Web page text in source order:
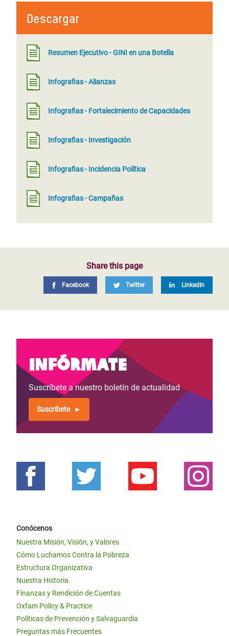
Descargar
Resumen Ejecutivo - GINI en una Botella
Infografias - Alianzas
Infografias - Fortalecimiento de Capacidades
Infografias - Investigación
Infografias - Incidencia Política
Infografias - Campañas
Share this page
Facebook Twitter LinkedIn
Infórmate
Suscríbete a nuestro boletín de actualidad
Suscríbete
Conócenos
Nuestra Misión, Visión, y Valores
Cómo Luchamos Contra la Pobreza
Estructura Organizativa
Nuestra Historia
Finanzas y Rendición de Cuentas
Oxfam Policy & Practice
Políticas de Prevención y Salvaguardia
Preguntas más Frecuentes